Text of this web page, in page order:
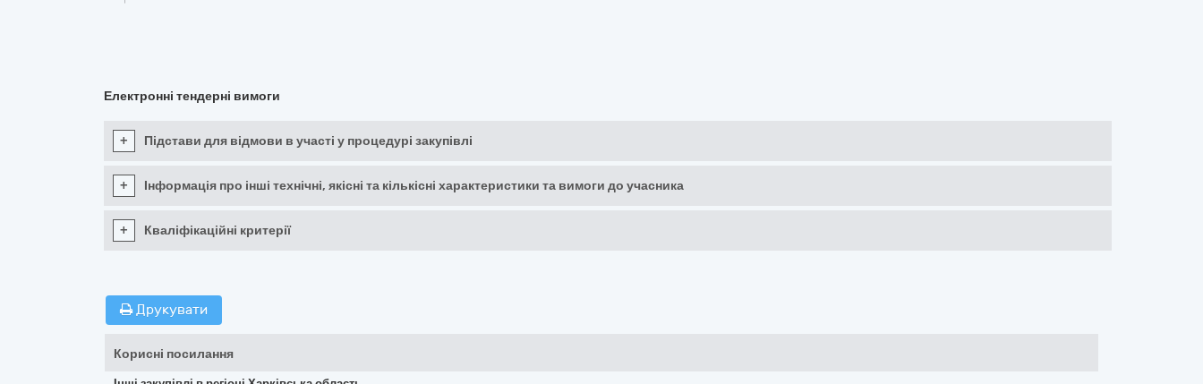
Електронні тендерні вимоги
+ Підстави для відмови в участі у процедурі закупівлі
+ Інформація про інші технічні, якісні та кількісні характеристики та вимоги до учасника
+ Кваліфікаційні критерії
Друкувати
Корисні посилання